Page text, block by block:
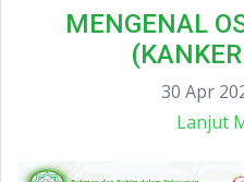
MENGENAL
30 Apr
Lanjut